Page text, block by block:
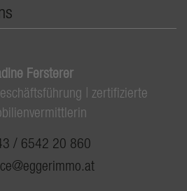
Fersterer
| zertifizierte
/ 6542 20 860